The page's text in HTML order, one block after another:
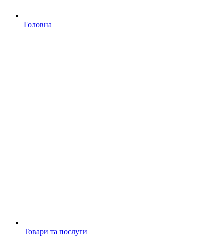
Головна
Товари та послуги